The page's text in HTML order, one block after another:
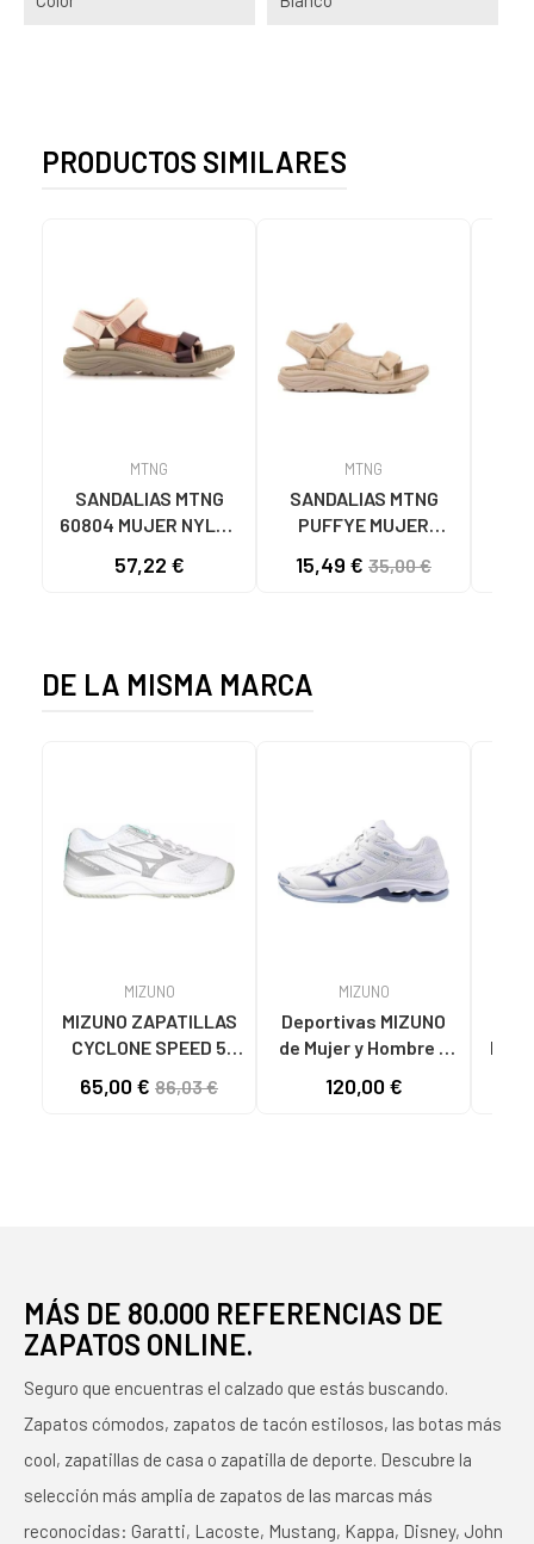
PRODUCTOS SIMILARES
MTNG
SANDALIAS MTNG
60804 MUJER NYLON
TAUPE C59615 - -
57,22 €
MTNG
SANDALIAS MTNG
PUFFYE MUJER
C60056 C60056 -
15,49 € 35,00 €
DE LA MISMA MARCA
MIZUNO
MIZUNO ZAPATILLAS
CYCLONE SPEED 5
BALONMANO VÓLEY
65,00 € 86,03 €
MIZUNO
Deportivas MIZUNO
de Mujer y Hombre y
ZAPATILLAS
120,00 €
MÁS DE 80.000 REFERENCIAS DE
ZAPATOS ONLINE.
Seguro que encuentras el calzado que estás buscando.
Zapatos cómodos, zapatos de tacón estilosos, las botas más
cool, zapatillas de casa o zapatilla de deporte. Descubre la
selección más amplia de zapatos de las marcas más
reconocidas: Garatti, Lacoste, Mustang, Kappa, Disney, John